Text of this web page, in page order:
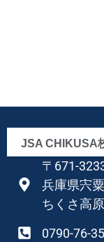
JSA CHIKUSA
〒671-
兵庫県宍
ちくさ高
0790-76-